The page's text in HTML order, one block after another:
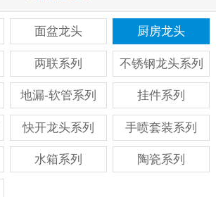
面盆龙头 厨房龙头
两联系列 不锈钢龙头系列
地漏-软管系列 挂件系列
快开龙头系列 手喷套装系列
水箱系列 陶瓷系列